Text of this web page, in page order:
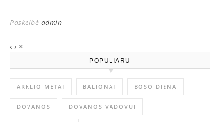
Paskelbė admin
‹ › ×
POPULIARU
ARKLIO METAI BALIONAI BOSO DIENA
DOVANOS DOVANOS VADOVUI